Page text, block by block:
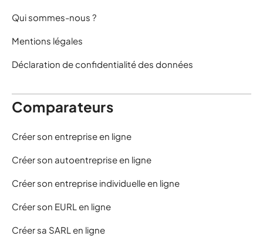
Qui sommes-nous ?
Mentions légales
Déclaration de confidentialité des données
Comparateurs
Créer son entreprise en ligne
Créer son autoentreprise en ligne
Créer son entreprise individuelle en ligne
Créer son EURL en ligne
Créer sa SARL en ligne